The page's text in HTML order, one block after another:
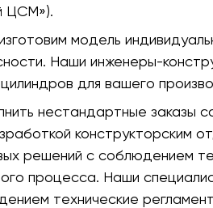
ЦСМ»).
модель
Наши инженеры-
для вашего
нестандартные заказы
конструкторским
решений с соблюдением
процесса. Наши
технические